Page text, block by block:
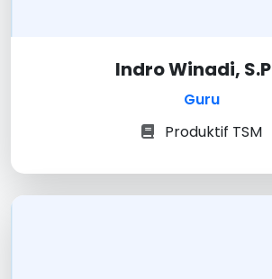
Indro Winadi,
Guru
Produktif TSM